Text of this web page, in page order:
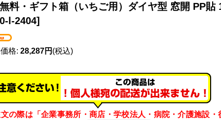
料・ギフト箱（いちご用）ダイヤ型 窓開 PP
l-2404]
格: 28,287円 (税込)
の際は「企業事務所・商店・学校法人・病院・介護施設